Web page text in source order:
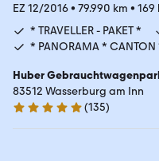
EZ 12/2016• 79.990 km • 169
* TRAVELLER - PAKET *
* PANORAMA * CANTON
Huber
83512 Wasserburg am Inn
5 Sterne
(135)